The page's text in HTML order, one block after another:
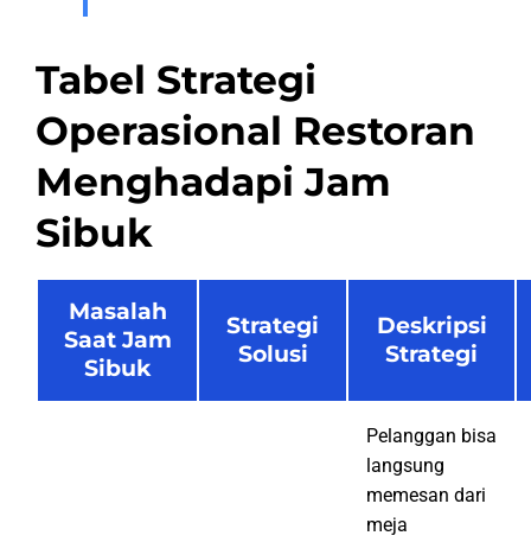
Tabel Strategi
Operasional Restoran
Menghadapi Jam
Sibuk
Masalah
Saat Jam
Sibuk
Strategi
Solusi
Deskripsi
Strategi
Pelanggan bisa
langsung
memesan dari
meja